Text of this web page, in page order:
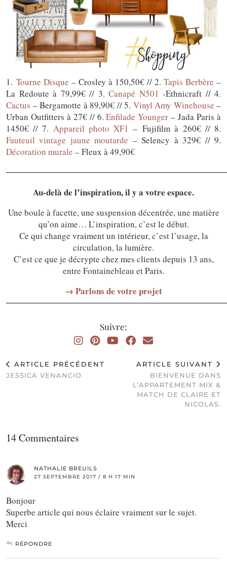
1. Tourne Disque – Crosley à 150,50€ // 2. Tapis Berbère –
La Redoute à 79,99€ // 3. Canapé N501 -Ethnicraft // 4.
Cactus – Bergamotte à 89,90€ // 5. Vinyl Amy Winehouse –
Urban Outfitters à 27€ // 6.Enfilade Younger – Jada Paris à
1450€ // 7. Appareil photo XF1 – Fujifilm à 260€ // 8.
Fauteuil vintage jaune moutarde – Selency à 329€ // 9.
Décoration murale – Fleux à 49,90€
Au-delà de l’inspiration, il y a votre espace.
Une boule à facette, une suspension décentrée, une matière
qu’on aime… L’inspiration, c’est le début.
Ce qui change vraiment un intérieur, c’est l’usage, la
circulation, la lumière.
C’est ce que je décrypte chez mes clients depuis 13 ans,
entre Fontainebleau et Paris.
→ Parlons de votre projet
Suivre:
ARTICLE PRÉCÉDENT
JESSICA VENANCIO
ARTICLE SUIVANT
BIENVENUE DANS
L’APPARTEMENT MIX &
MATCH DE CLAIRE ET
NICOLAS.
14 Commentaires
NATHALIE BREUILS
27 SEPTEMBRE 2017 / 8 H 17 MIN
Bonjour
Superbe article qui nous éclaire vraiment sur le sujet.
Merci
RÉPONDRE